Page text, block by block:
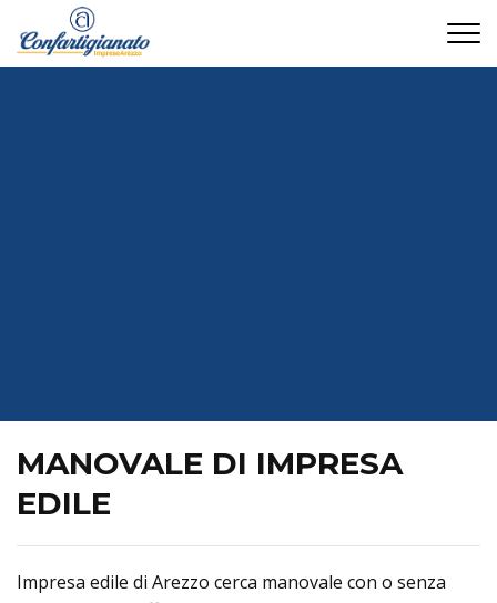
MANOVALE DI IMPRESA
EDILE
Impresa edile di Arezzo cerca manovale con o senza